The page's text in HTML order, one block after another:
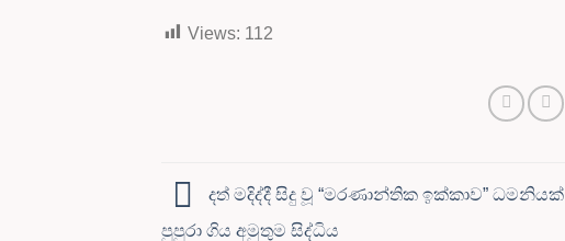
Views: 112
දත් මදිද්දී සිදු වූ “මරණාන්තික ඉක්කාව” ධමනියක්
පුපුරා ගිය අමුතුම සිද්ධිය